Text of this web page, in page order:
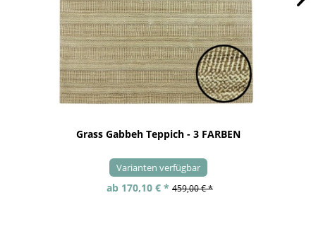
Grass Gabbeh Teppich - 3 FARBEN
Varianten verfügbar
ab 170,10 € * 459,00 € *